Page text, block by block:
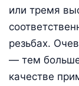
или тремя
резьбах.
— тем
качестве